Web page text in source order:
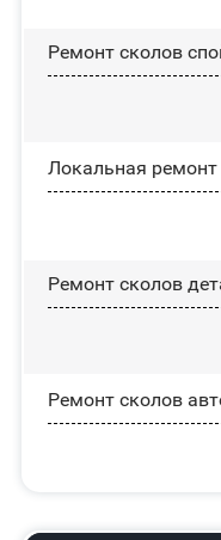
Ремонт сколов
Локальная
Ремонт сколов
Ремонт сколов